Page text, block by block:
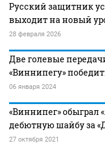
Русский защитник
выходит на новый
28 февраля 2026
Две голевые
«Виннипегу»
06 января 2024
«Виннипег» обыграл
дебютную шайбу за
27 октября 2021